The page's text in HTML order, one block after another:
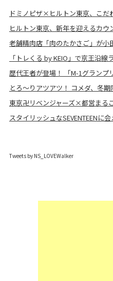
ドミノピザ×ヒルトン東京、こだ
ヒルトン東京、新年を迎えるカ
老舗精肉店「肉のたかさご」が
「トレくる by KEIO」で京王沿
歴代王者が登場！ 「M-1グランプ
とろ～りアツアツ！ コメダ、冬期
東京卍リベンジャーズ×都営まる
スタイリッシュなSEVENTEENに
Tweets by NS_LOVEWalker